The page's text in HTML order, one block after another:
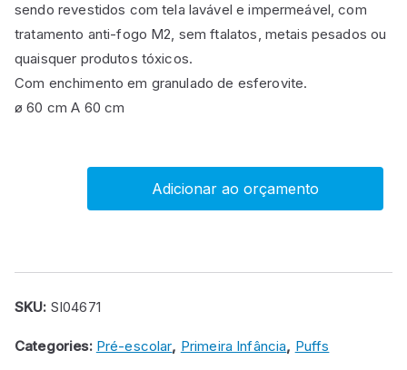
sendo revestidos com tela lavável e impermeável, com
tratamento anti-fogo M2, sem ftalatos, metais pesados ou
quaisquer produtos tóxicos.
Com enchimento em granulado de esferovite.
ø 60 cm A 60 cm
futebol
quantity
Adicionar ao orçamento
SKU: SI04671
Categories: Pré-escolar, Primeira Infância, Puffs